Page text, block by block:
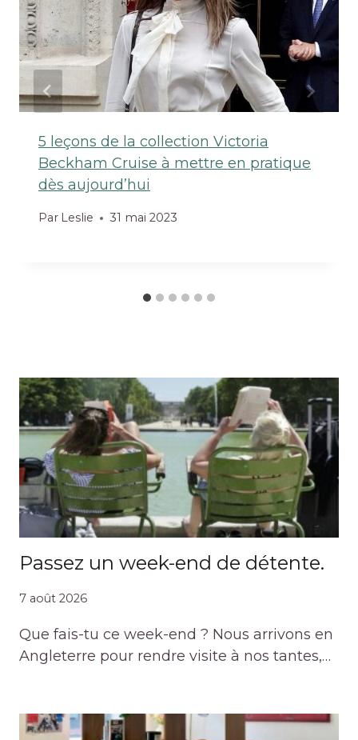
5 leçons de la collection Victoria
Beckham Cruise à mettre en pratique
dès aujourd’hui
Par Leslie 31 mai 2023
Passez un week-end de détente.
7 août 2026
Que fais-tu ce week-end ? Nous arrivons en
Angleterre pour rendre visite à nos tantes,…